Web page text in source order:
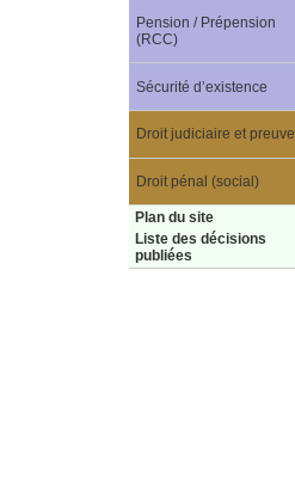
Pension / Prépension
(RCC)
Sécurité d’existence
Droit judiciaire et preuve
Droit pénal (social)
Plan du site
Liste des décisions
publiées